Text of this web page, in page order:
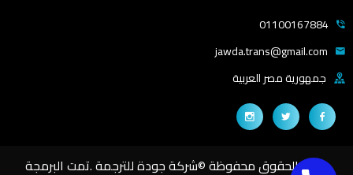
01100167884
jawda.trans@gmail.com
جمهورية مصر العربية
جميع الحقوق محفوظة ©شركة جودة للترجمة .تمت البرمجة